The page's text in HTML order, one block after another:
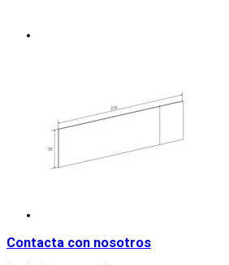
Contacta con nosotros